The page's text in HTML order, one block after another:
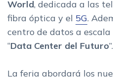
World, dedicada a las
fibra óptica y el 5G.
centro de datos a
“Data Center del Futuro”.
La feria abordará los